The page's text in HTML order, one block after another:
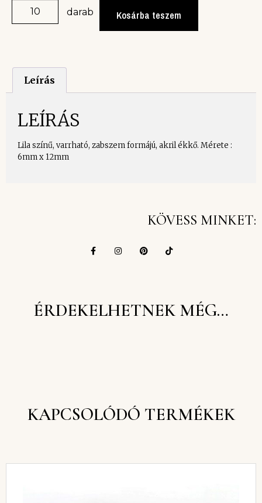
darab Kosárba teszem
Leírás
LEÍRÁS
Lila színű, varrható, zabszem formájú, akril ékkő. Mérete :
6mm x 12mm
KÖVESS MINKET:
ÉRDEKELHETNEK MÉG…
KAPCSOLÓDÓ TERMÉKEK